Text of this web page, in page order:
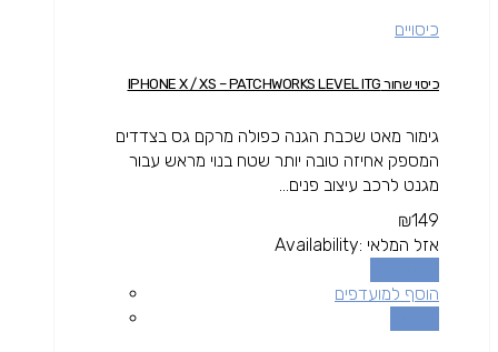
כיסויים
כיסוי שחור IPHONE X / XS – PATCHWORKS LEVEL ITG
גימור מאט שכבת הגנה כפולה מרקם גס בצדדים
המספק אחיזה טובה יותר שטח בנוי מראש עבור
מגנט לרכב עיצוב פנים...
₪149
Availability: אזל המלאי
הוסף למועדפים